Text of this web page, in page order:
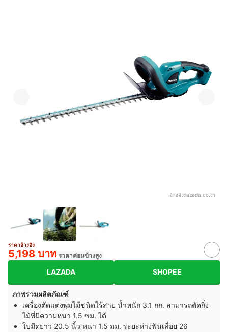
อ้างอิง:lazada.co.th
ราคาอ้างอิง
5,198 บาท ราคาค่อนข้างสูง
LAZADA SHOPEE
ภาพรวมผลิตภัณฑ์
เครื่องตัดแต่งพุ่มไม้ชนิดไร้สาย น้ำหนัก 3.1 กก. สามารถตัดกิ่ง
ไม้ที่มีความหนา 1.5 ซม. ได้
ใบมีดยาว 20.5 นิ้ว หนา 1.5 มม. ระยะห่างฟันเลื่อย 26